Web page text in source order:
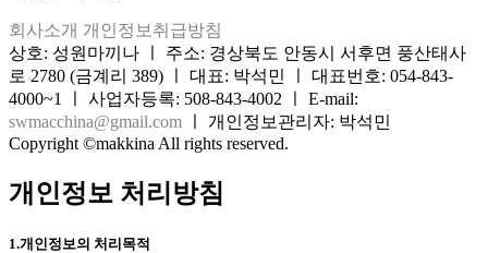
회사소개 개인정보취급방침
상호: 성원마끼나 ㅣ 주소: 경상북도 안동시 서후면 풍산태사
로 2780 (금계리 389) ㅣ 대표: 박석민 ㅣ 대표번호: 054-843-
4000~1 ㅣ 사업자등록: 508-843-4002 ㅣ E-mail:
swmacchina@gmail.com ㅣ 개인정보관리자: 박석민
Copyright ©makkina All rights reserved.
개인정보 처리방침
1.개인정보의 처리목적